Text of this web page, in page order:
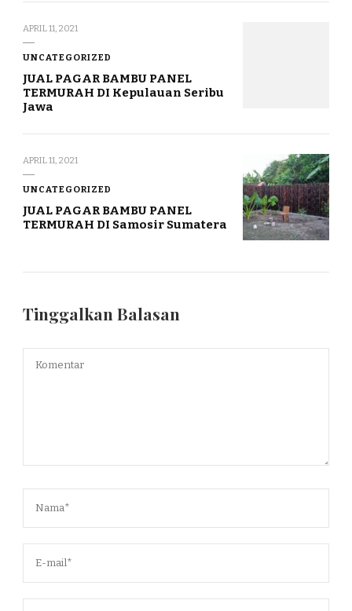
APRIL 11, 2021
UNCATEGORIZED
JUAL PAGAR BAMBU PANEL
TERMURAH DI Kepulauan Seribu
Jawa
APRIL 11, 2021
UNCATEGORIZED
JUAL PAGAR BAMBU PANEL
TERMURAH DI Samosir Sumatera
Tinggalkan Balasan